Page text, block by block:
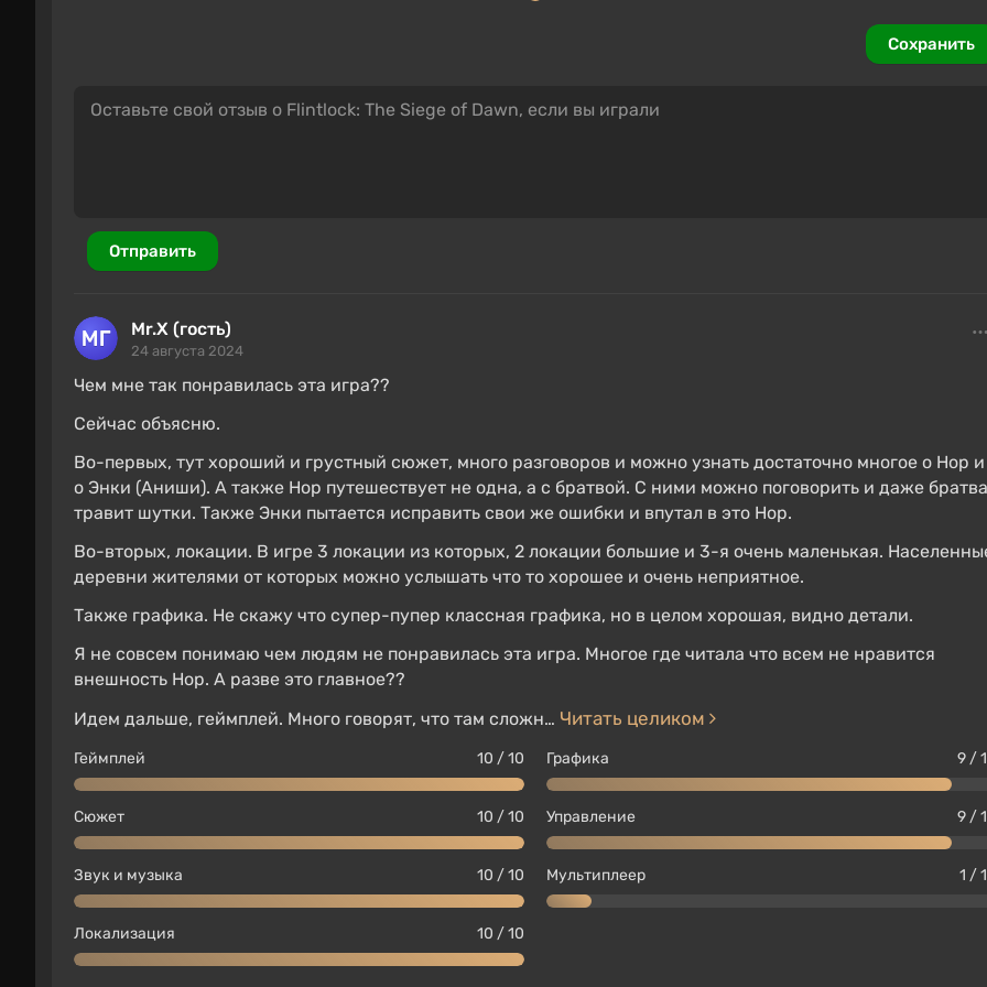
Сохранить
Отправить
Mr.X (гость)
24 августа 2024
Чем мне так понравилась эта игра??
Сейчас объясню.
Во-первых, тут хороший и грустный сюжет, много разговоров и можно узнать достаточно многое о Нор и
о Энки (Аниши). А также Нор путешествует не одна, а с братвой. С ними можно поговорить и даже братва
травит шутки. Также Энки пытается исправить свои же ошибки и впутал в это Нор.
Во-вторых, локации. В игре 3 локации из которых, 2 локации большие и 3-я очень маленькая.
деревни жителями от которых можно услышать что то хорошее и очень неприятное.
Также графика. Не скажу что супер-пупер классная графика, но в целом хорошая, видно детали.
Я не совсем понимаю чем людям не понравилась эта игра. Многое где читала что всем не нравится
внешность Нор. А разве это главное??
Идем дальше, геймплей. Много говорят, что там сложн… Читать целиком
Геймплей 10 / 10 Графика 9 /
Сюжет 10 / 10 Управление 9 /
Звук и музыка 10 / 10 Мультиплеер 1 /
Локализация 10 / 10